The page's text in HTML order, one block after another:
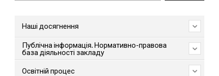
Наші досягнення
Публічна інформація. Нормативно-правова
база діяльності закладу
Освітній процес